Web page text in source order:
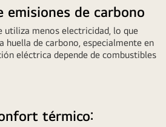
emisiones de carbono
utiliza menos electricidad, lo que
huella de carbono, especialmente en
eléctrica depende de combustibles
térmico: